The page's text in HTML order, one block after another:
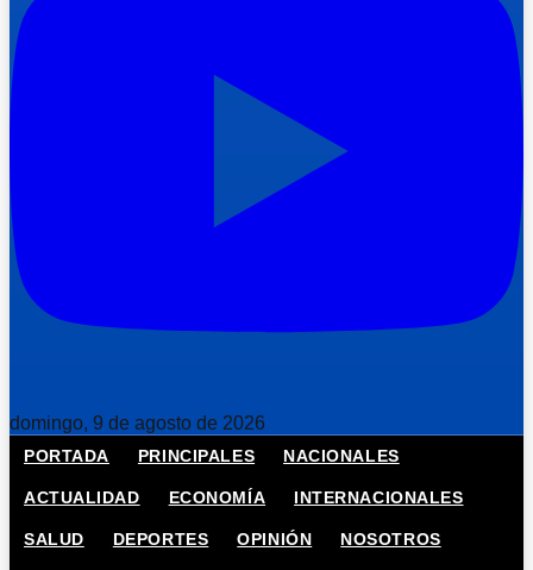
domingo, 9 de agosto de 2026
PORTADA PRINCIPALES NACIONALES
ACTUALIDAD ECONOMÍA INTERNACIONALES
SALUD DEPORTES OPINIÓN NOSOTROS